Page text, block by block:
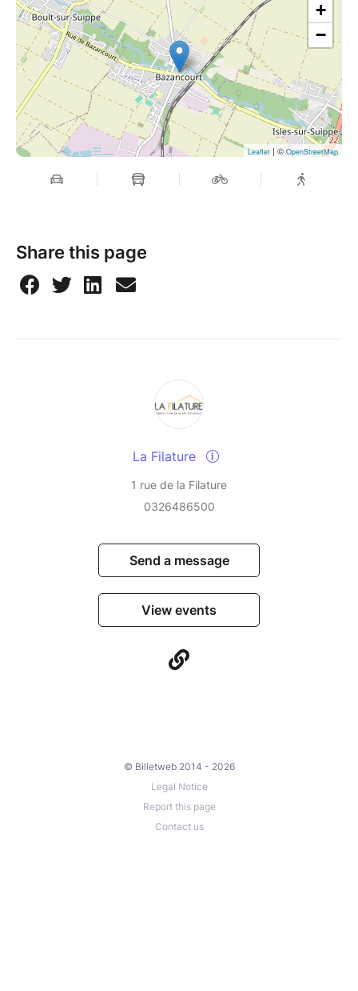
+
−
Leaflet | ©OpenStreetMap
Share this page
La Filature
1 rue de la Filature
0326486500
Send a message
View events
© Billetweb 2014 - 2026
Legal Notice
Report this page
Contact us